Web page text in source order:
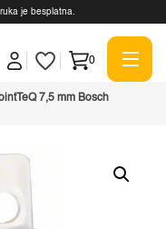
je besplatna.
0
7,5 mm Bosch